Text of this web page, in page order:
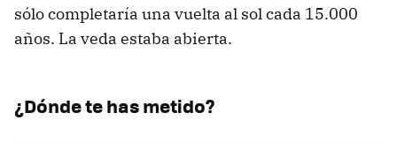
sólo completaría una vuelta al sol cada 15.000
años. La veda estaba abierta.
¿Dónde te has metido?